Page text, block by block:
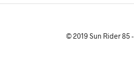
© 2019 Sun Rider 85 -